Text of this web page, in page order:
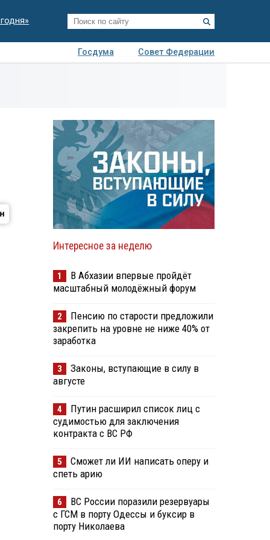
Госдума
Совет Федерации
Интересное за неделю
1
В Абхазии впервые пройдёт
масштабный молодёжный форум
2
Пенсию по старости предложили
закрепить на уровне не ниже 40% от
заработка
3
Законы, вступающие в силу в
августе
4
Путин расширил список лиц с
судимостью для заключения
контракта с ВС РФ
5
Сможет ли ИИ написать оперу и
спеть арию
6
ВС России поразили резервуары
с ГСМ в порту Одессы и буксир в
порту Николаева